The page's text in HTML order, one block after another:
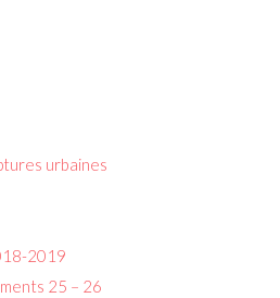
urbaines
2019
25 – 26